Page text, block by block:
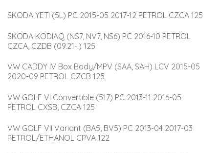
SKODA YETI (5L) PC 2015-05 2017-12 PETROL CZCA 125
SKODA KODIAQ (NS7, NV7, NS6) PC 2016-10 PETROL
CZCA, CZDB (09.21-.) 125
VW CADDY IV Box Body/MPV (SAA, SAH) LCV 2015-05
2020-09 PETROL CZCB 125
VW GOLF VI Convertible (517) PC 2013-11 2016-05
PETROL CXSB, CZCA 125
VW GOLF VII Variant (BA5, BV5) PC 2013-04 2017-03
PETROL/ETHANOL CPVA 122